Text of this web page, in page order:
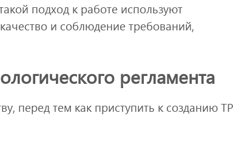
подход к работе используют
и соблюдение требований,
регламента
перед тем как приступить к созданию ТР